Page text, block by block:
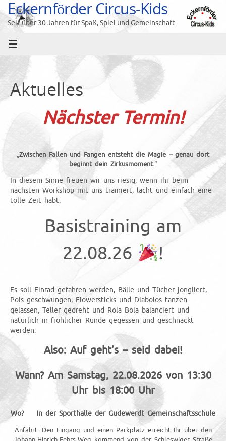
Zum
Inhalt
springen
Eckernförder Circus-Kids
Seit über 30 Jahren für Spaß, Spiel und Gemeinschaft
Aktuelles
Nächster Termin!
„Zwischen Fallen und Fangen entsteht die Magie – genau dort
beginnt dein Zirkusmoment.“
In diesem Sinne freuen wir uns riesig, wenn ihr beim
nächsten Workshop mit uns trainiert, lacht und einfach eine
tolle Zeit habt.
Basistraining am
22.08.26
!
Es soll Einrad gefahren werden, Bälle und Tücher jongliert,
Pois geschwungen, Flowersticks und Diabolos tanzen
gelassen, Teller gedreht und Rola Bola balanciert und
natürlich in fröhlicher Runde gegessen und geschnackt
werden.
Also: Auf geht’s – seid dabei!
Wann? Am Samstag, 22.08.2026 von 13:30
Uhr bis 18:00 Uhr
Wo? In der Sporthalle der Gudewerdt Gemeinschaftsschule
Anfahrt: Den Eingang und einen Parkplatz erreicht Ihr über den